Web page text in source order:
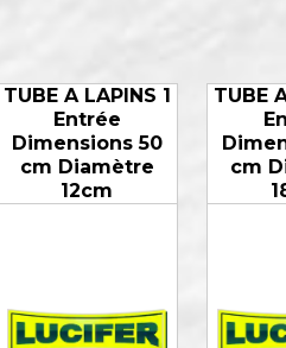
TUBE A LAPINS 1
Entrée
Dimensions 50
cm Diamètre
12cm
TUBE
cm